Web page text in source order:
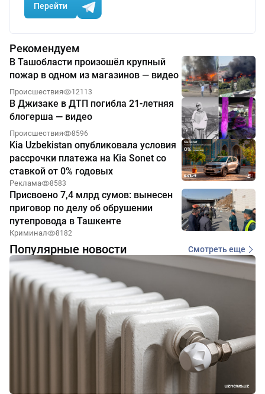
Перейти
Рекомендуем
В Ташобласти произошёл крупный
пожар в одном из магазинов — видео
Происшествия 12113
В Джизаке в ДТП погибла 21-летняя
блогерша — видео
Происшествия 8596
Kia Uzbekistan опубликовала условия
рассрочки платежа на Kia Sonet со
ставкой от 0% годовых
Реклама 8583
Присвоено 7,4 млрд сумов: вынесен
приговор по делу об обрушении
путепровода в Ташкенте
Криминал 8182
Популярные новости Смотреть еще